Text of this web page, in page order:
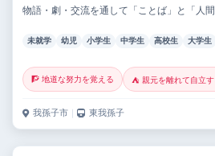
物語・劇・交流を通して「ことば」と「人
未就学 幼児 小学生 中学生 高校生 大学生
🧗 地道な努力を覚える ⛺ 親元を離れて自立す
我孫子市 ｜ 東我孫子